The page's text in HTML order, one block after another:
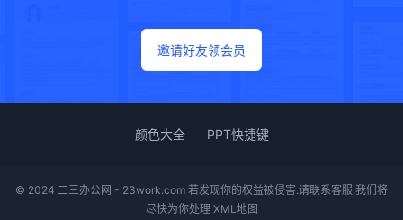
邀请好友领会员
颜色大全 PPT快捷键
© 2024 二三办公网 - 23work.com 若发现你的权益被侵害.请联系客服,我们将
尽快为你处理 XML地图